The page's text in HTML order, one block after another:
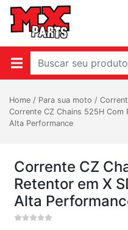
Home / Para sua moto /
Corrente CZ Chains 525H Com
Alta Performance
Corrente CZ
Retentor em X
Alta